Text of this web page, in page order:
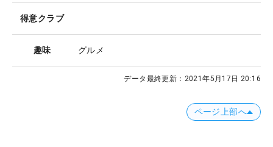
得意クラブ
趣味 グルメ
データ最終更新： 2021年5月17日 20:16
ページ上部へ